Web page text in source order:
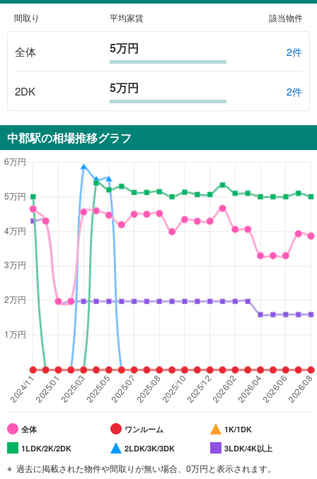
間取り 平均家賃 該当物件
全体 5万円 2件
2DK 5万円 2件
中郡駅の相場推移グラフ
全体 ワンルーム
1K/1DK
1LDK/2K/2DK
2LDK/3K/3DK 3LDK/4K以上
過去に掲載された物件や間取りが無い場合、0万円と表示されます。